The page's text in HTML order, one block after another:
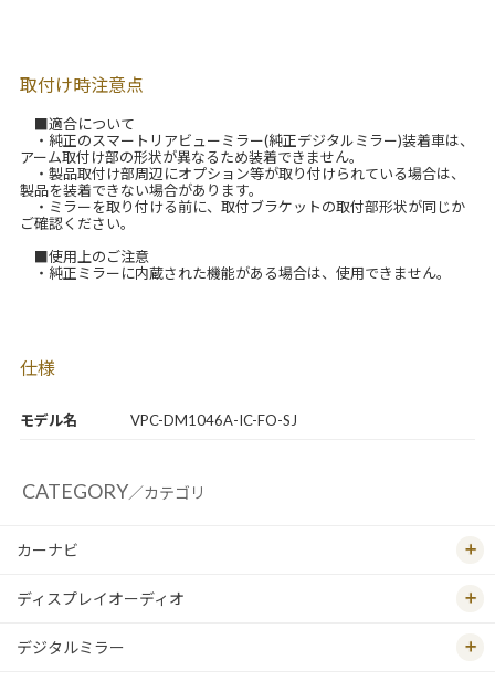
モデル名 VPC-DM1046A-IC-FO-SJ
取付け時注意点
■適合について
・純正のスマートリアビューミラー(純正デジタルミラー)装着車は、
アーム取付け部の形状が異なるため装着できません。
・製品取付け部周辺にオプション等が取り付けられている場合は、
製品を装着できない場合があります。
・ミラーを取り付ける前に、取付ブラケットの取付部形状が同じか
ご確認ください。
■使用上のご注意
・純正ミラーに内蔵された機能がある場合は、使用できません。
仕様
CATEGORY／カテゴリ
カーナビ
ディスプレイオーディオ
デジタルミラー